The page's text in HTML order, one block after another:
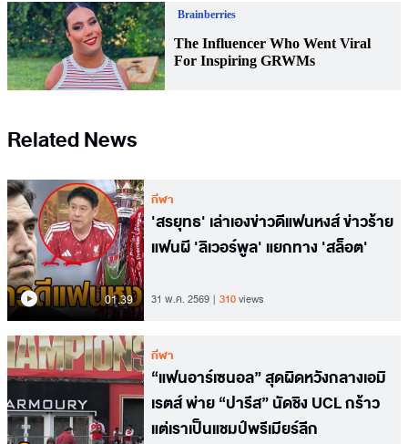
Related News
01.39
กีฬา
'สรยุทธ' เล่าเองข่าวดีแฟนหงส์ ข่าวร้าย
แฟนผี 'ลิเวอร์พูล' แยกทาง 'สล็อต'
31 พ.ค. 2569 310views
กีฬา
“แฟนอาร์เซนอล” สุดผิดหวังกลางเอมิ
เรตส์ พ่าย “ปารีส” นัดชิง UCL กร้าว
แต่เราเป็นแชมป์พรีเมียร์ลีก